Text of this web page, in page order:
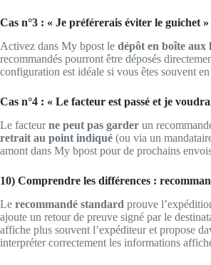
Cas n°3 : « Je préférerais éviter le guichet »
Activez dans My bpost le dépôt en boîte aux
recommandés pourront être déposés
configuration est idéale si vous êtes souvent
Cas n°4 : « Le facteur est passé et je
Le facteurne peut pas garder un
retrait au point indiqué (ou via un
amont dans My bpost pour de prochains
10) Comprendre les différences :
Le recommandé standard prouve
ajoute un retour de preuve signé par le
affiche plus souvent l’expéditeur et propose
interpréter correctement les informations